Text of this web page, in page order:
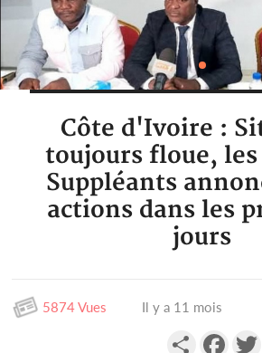
Côte d'Ivoire :
toujours floue, les
Suppléants
actions dans les
jours
5874 Vues Il y a 11 mois
Partager